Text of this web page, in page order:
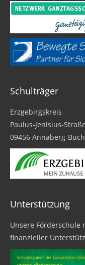
Schulträger
Erzgebirgskreis
Paulus-Jenisius-
09456 Annaberg-
Unterstützung
Unsere Förderschule
finanzieller